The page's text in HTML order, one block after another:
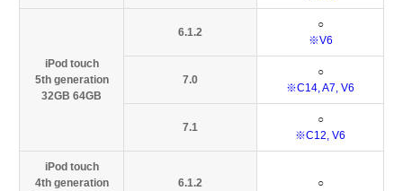
iPod touch
5th generation
32GB 64GB
6.1.2
○
※V6
7.0
○
※C14, A7, V6
7.1
○
※C12, V6
iPod touch
4th generation
6.1.2 ○